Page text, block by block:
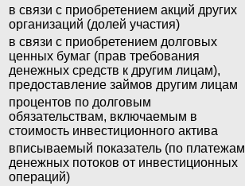
в связи с приобретением акций других
организаций (долей участия)
в связи с приобретением долговых
ценных бумаг (прав требования
денежных средств к другим лицам),
предоставление займов другим лицам
процентов по долговым
обязательствам, включаемым в
стоимость инвестиционного актива
вписываемый показатель (по платежам
денежных потоков от инвестиционных
операций)